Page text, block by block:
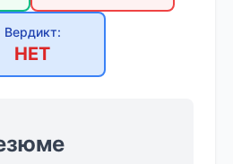
Вердикт:
НЕТ